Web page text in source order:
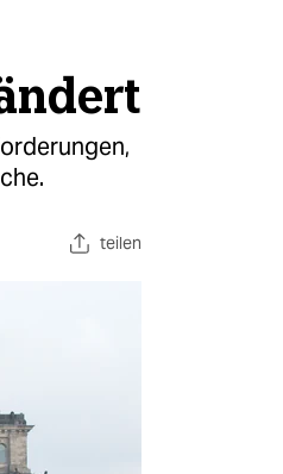
teilen